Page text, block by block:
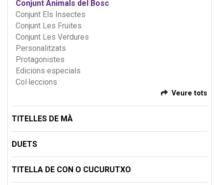
Conjunt Animals del Bosc
Conjunt Els Insectes
Conjunt Les Fruites
Conjunt Les Verdures
Personalitzats
Protagonistes
Edicions especials
Col·leccions
Veure tots
TITELLES DE MÀ
DUETS
TITELLA DE CON O CUCURUTXO